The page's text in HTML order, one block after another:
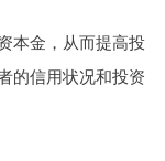
本金，从而提高投
的信用状况和投资